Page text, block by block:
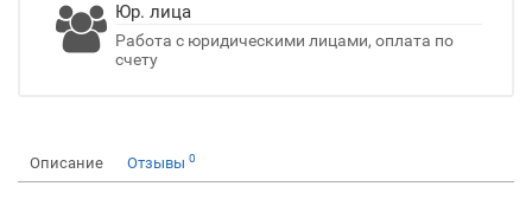
Юр. лица
Работа с юридическими лицами, оплата по
счету
Описание Отзывы 0